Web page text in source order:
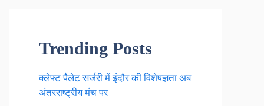
Trending Posts
क्लेफ्ट पैलेट सर्जरी में इंदौर की विशेषज्ञता अब
अंतरराष्ट्रीय मंच पर